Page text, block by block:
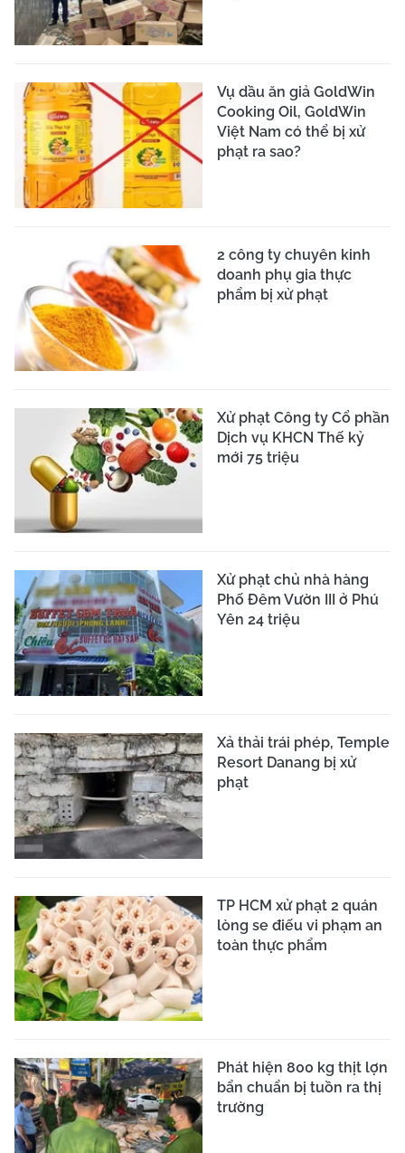
Vụ dầu ăn giả GoldWin
Cooking Oil, GoldWin
Việt Nam có thể bị xử
phạt ra sao?
2 công ty chuyên kinh
doanh phụ gia thực
phẩm bị xử phạt
Xử phạt Công ty Cổ phần
Dịch vụ KHCN Thế kỷ
mới 75 triệu
Xử phạt chủ nhà hàng
Phố Đêm Vườn III ở Phú
Yên 24 triệu
Xả thải trái phép, Temple
Resort Danang bị xử
phạt
TP HCM xử phạt 2 quán
lòng se điếu vi phạm an
toàn thực phẩm
Phát hiện 800 kg thịt lợn
bẩn chuẩn bị tuồn ra thị
trường